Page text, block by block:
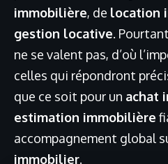
immobilière, de location
gestion locative.
ne se valent pas, d’où
celles qui répondront
que ce soit pour un achat
estimation immobilière
accompagnement global
immobilier.